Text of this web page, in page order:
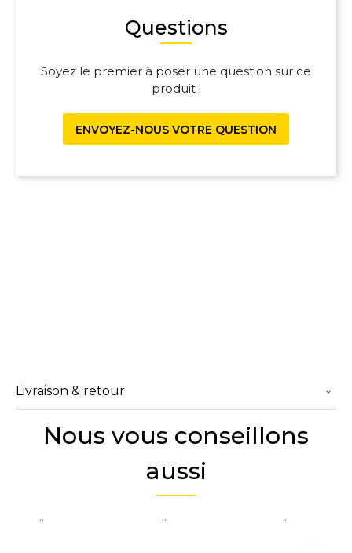
Questions
Soyez le premier à poser une question sur ce
produit !
ENVOYEZ-NOUS VOTRE QUESTION
Livraison & retour
Nous vous conseillons
aussi
.. .. ..